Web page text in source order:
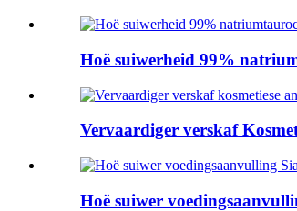
Hoë suiwerheid 99%
Vervaardiger verskaf
Hoë suiwer